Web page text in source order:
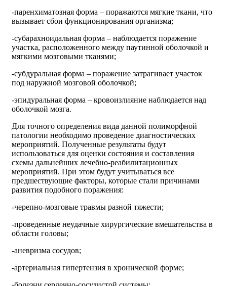
-паренхиматозная форма – поражаются мягкие ткани, что
вызывает сбои функционирования организма;
-субарахноидальная форма – наблюдается поражение
участка, расположенного между паутинной оболочкой и
мягкими мозговыми тканями;
-субдуральная форма – поражение затрагивает участок
под наружной мозговой оболочкой;
-эпидуральная форма – кровоизлияние наблюдается над
оболочкой мозга.
Для точного определения вида данной полиморфной
патологии необходимо проведение диагностических
мероприятий. Полученные результаты будут
использоваться для оценки состояния и составления
схемы дальнейших лечебно-реабилитационных
мероприятий. При этом будут учитываться все
предшествующие факторы, которые стали причинами
развития подобного поражения:
-черепно-мозговые травмы разной тяжести;
-проведенные неудачные хирургические вмешательства в
области головы;
-аневризма сосудов;
-артериальная гипертензия в хронической форме;